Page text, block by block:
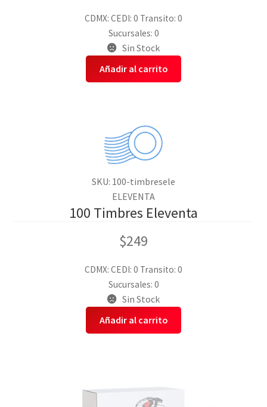
CDMX: CEDI: 0 Transito: 0
Sucursales: 0
Sin Stock
Añadir al carrito
SKU: 100-timbresele
ELEVENTA
100 Timbres Eleventa
$249
CDMX: CEDI: 0 Transito: 0
Sucursales: 0
Sin Stock
Añadir al carrito